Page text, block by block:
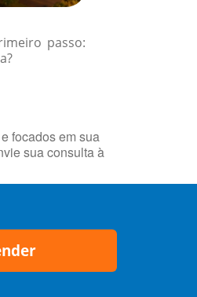
passo:
focados em sua
sua consulta à